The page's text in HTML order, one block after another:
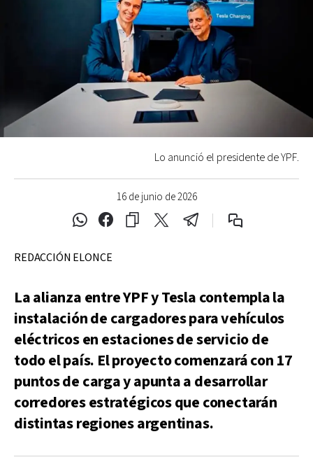
16 de junio de 2026
Lo anunció el presidente de YPF.
REDACCIÓN ELONCE
La alianza entre YPF y Tesla contempla la
instalación de cargadores para vehículos
eléctricos en estaciones de servicio de
todo el país. El proyecto comenzará con 17
puntos de carga y apunta a desarrollar
corredores estratégicos que conectarán
distintas regiones argentinas.